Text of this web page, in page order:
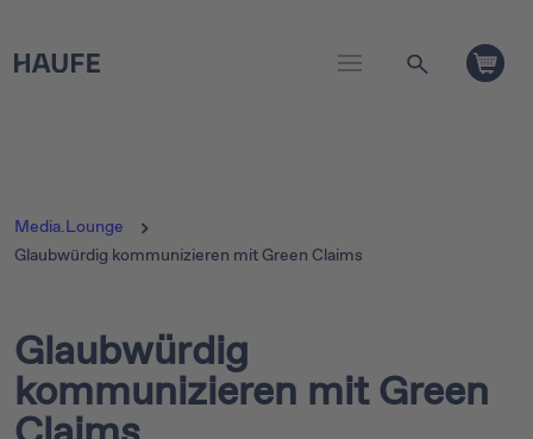
Media.Lounge
Glaubwürdig kommunizieren mit Green Claims
Glaubwürdig
kommunizieren mit Green